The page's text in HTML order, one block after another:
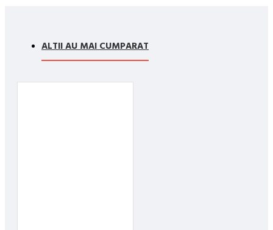
compania de curierat, care va livreaza comanda în decursul a 24-
48 ore din momentul confirmarii comenzii, daca aceasta a fost
comanda a fost facuta dupa ora 12:00, sambata sau duminica ne
ALTII AU MAI CUMPARAT